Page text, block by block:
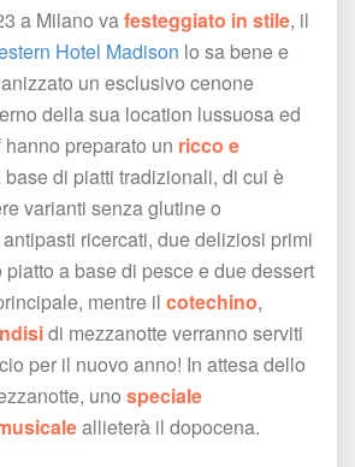
a Milano va festeggiato in stile, il
Hotel Madison lo sa bene e
un esclusivo cenone
della sua location lussuosa ed
preparato un ricco e
base di piatti tradizionali, di cui è
varianti senza glutine o
ricercati, due deliziosi primi
a base di pesce e due dessert
mentre il cotechino,
di mezzanotte verranno serviti
per il nuovo anno! In attesa dello
uno peciale
allieterà il dopocena.